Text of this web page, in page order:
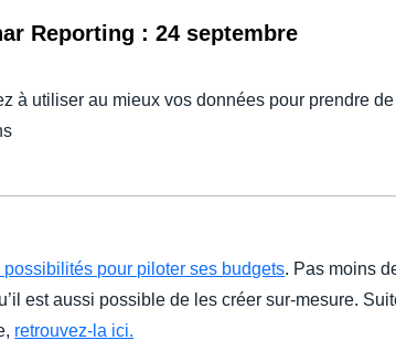
Reporting : 24 septembre
à utiliser au mieux vos données pour prendre
pour piloter ses budgets. Pas moins
est aussi possible de les créer sur-mesure.
retrouvez-la ici.